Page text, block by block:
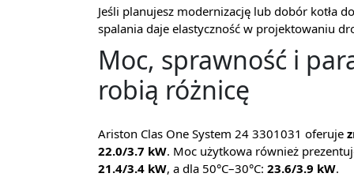
Jeśli planujesz modernizację lub dobór kotła
spalania daje elastyczność w projektowaniu
Moc, sprawność i
robią różnicę
Ariston Clas One System 24 3301031 oferuje
22.0/3.7 kW. Moc użytkowa również
21.4/3.4 kW, a dla 50°C–30°C: 23.6/3.9 kW.